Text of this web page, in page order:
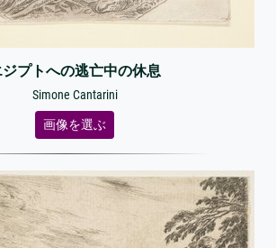
ジプトへの逃亡中の休息
Simone Cantarini
画像を選ぶ